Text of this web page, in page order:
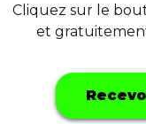
Cliquez sur le
et